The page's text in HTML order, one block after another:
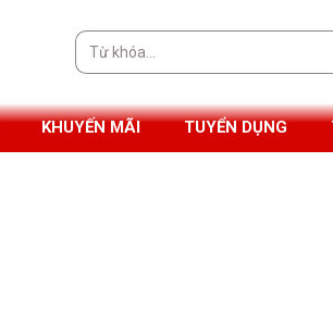
Tìm
kiếm:
KHUYẾN MÃI TUYỂN DỤNG